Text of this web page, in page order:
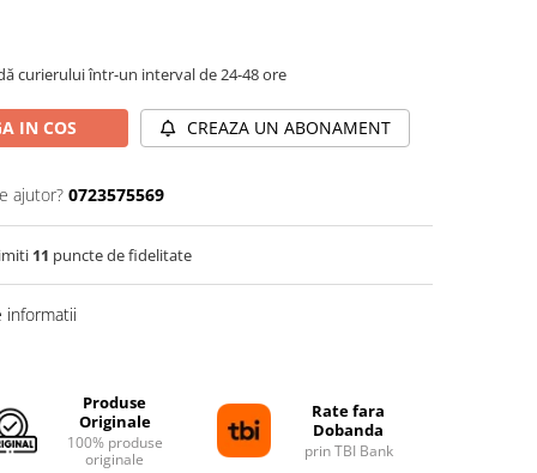
curierului într-un interval de 24-48 ore
IN COS CREAZA UN ABONAMENT
ajutor? 0723575569
11 puncte de fidelitate
informatii
Produse
Originale
100% produse
originale
Rate fara
Dobanda
prin TBI Bank